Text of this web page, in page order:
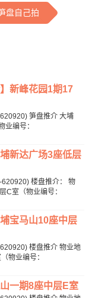
盘自己拍
新峰花园1期17
笋盘推介 大埔
业编号：
新达广场3座低层
楼盘推介： 物
C室（物业编号：
宝马山10座中层
楼盘推介 物业地
物业编号：
一期8座中层E室